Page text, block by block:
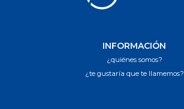
INFORMACIÓN
¿quiénes somos?
¿te gustaría que te llamemos?